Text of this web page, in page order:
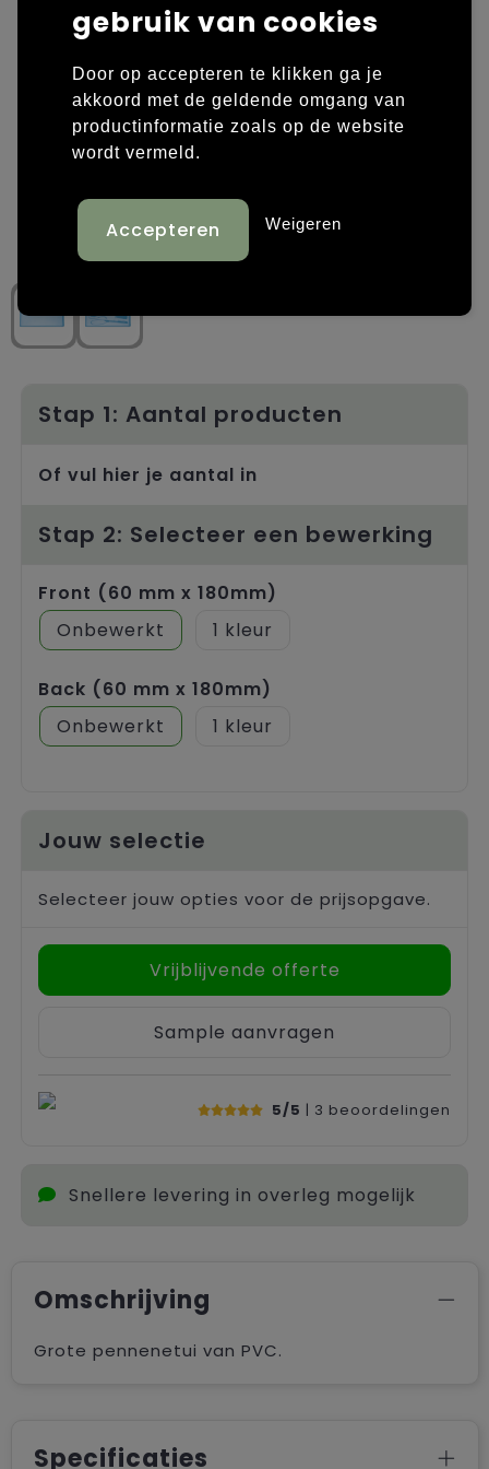
Laptop hoezen en tassen
Overige tassen
Papieren tassen
Promotietassen
Reistassen
Schoudertassen
Overige kleding
Polo's
Sweaters bedrukken
T-shirts bedrukken
Vesten bedrukken
Stap 1: Aantal producten
Of vul hier je aantal in
Stap 2: Selecteer een bewerking
Front (60 mm x 180mm)
Onbewerkt
1
Back (60 mm x 180mm)
Onbewerkt
1
Jouw selectie
Selecteer jouw opties voor de prijsopgave.
Vrijblijvende offerte
Sample aanvragen
5/5 | 3 beoordelingen
Snellere levering in overleg mogelijk
Omschrijving
Grote pennenetui van PVC.
Specificaties
gebruik van cookies
Door op accepteren te klikken ga je
akkoord met de geldende omgang van
productinformatie zoals op de website
wordt vermeld.
Weigeren